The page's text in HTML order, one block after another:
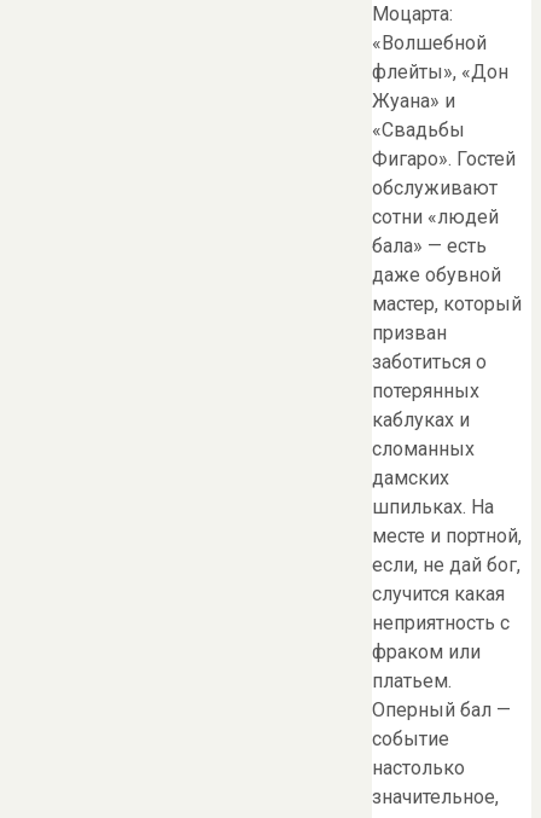
Моцарта:
«Волшебной
флейты», «Дон
Жуана» и
«Свадьбы
Фигаро». Гостей
обслуживают
сотни «людей
бала» — есть
даже обувной
мастер, который
призван
заботиться о
потерянных
каблуках и
сломанных
дамских
шпильках. На
месте и портной,
если, не дай бог,
случится какая
неприятность с
фраком или
платьем.
Оперный бал —
событие
настолько
значительное,